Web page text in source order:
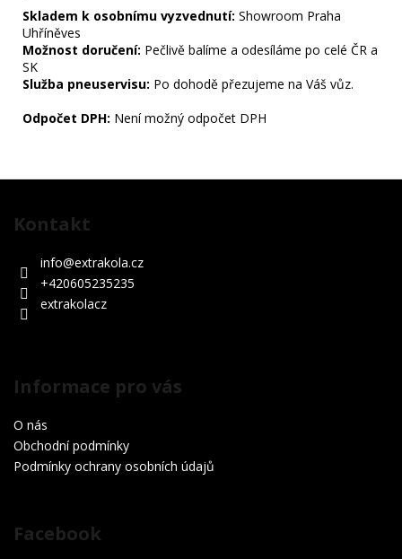
Skladem k osobnímu vyzvednutí: Showroom Praha
Uhříněves
Možnost doručení: Pečlivě balíme a odesíláme po celé ČR a
SK
Služba pneuservisu: Po dohodě přezujeme na Váš vůz.
Odpočet DPH: Není možný odpočet DPH
Kontakt
info@extrakola.cz
+420605235235
extrakolacz
Informace pro vás
O nás
Obchodní podmínky
Podmínky ochrany osobních údajů
Facebook